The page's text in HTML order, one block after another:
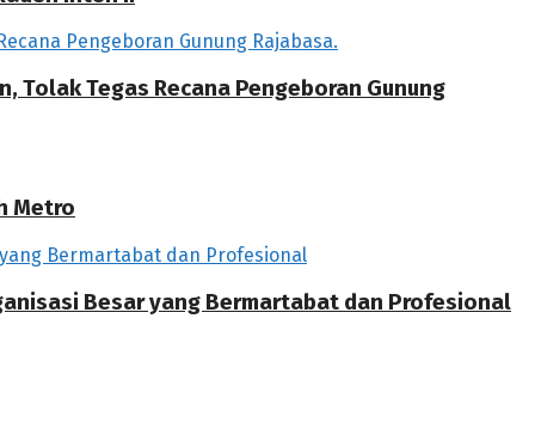
Tolak Tegas Recana Pengeboran Gunung
Metro
Besar yang Bermartabat dan Profesional